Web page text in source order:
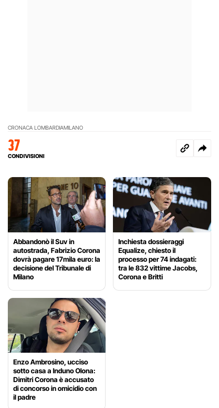
CRONACA LOMBARDIAMILANO
37
CONDIVISIONI
Abbandonò il Suv in
autostrada, Fabrizio Corona
dovrà pagare 17mila euro: la
decisione del Tribunale di
Milano
Inchiesta dossieraggi
Equalize, chiesto il
processo per 74 indagati:
tra le 832 vittime Jacobs,
Corona e Britti
Enzo Ambrosino, ucciso
sotto casa a Induno Olona:
Dimitri Corona è accusato
di concorso in omicidio con
il padre